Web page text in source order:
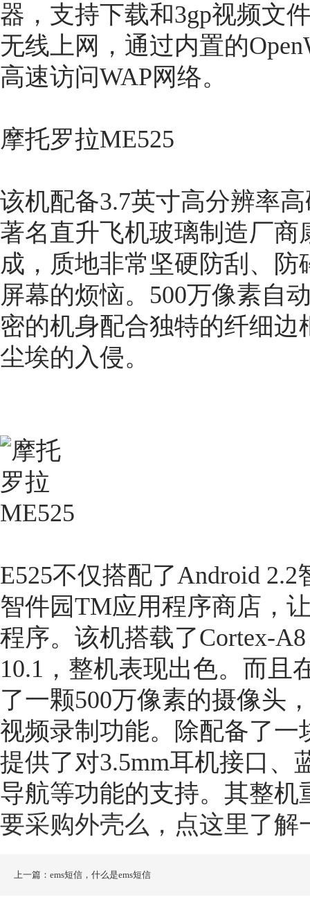
器，支持下载和3gp视频文
无线上网，通过内置的
高速访问WAP网络。
摩托罗拉ME525
该机配备3.7英寸高分辨率
著名直升飞机玻璃制造厂商
成，质地非常坚硬防刮、
屏幕的烦恼。500万像素自
密的机身配合独特的纤细
尘埃的入侵。
E525不仅搭配了Android
智件园TM应用程序商店，
程序。该机搭载了Cortex-
10.1，整机表现出色。而且
了一颗500万像素的摄像头
视频录制功能。除配备了一
提供了对3.5mm耳机接口、
导航等功能的支持。其整机
要采购外壳么，点这里了解
上一篇：ems短信，什么是ems短信